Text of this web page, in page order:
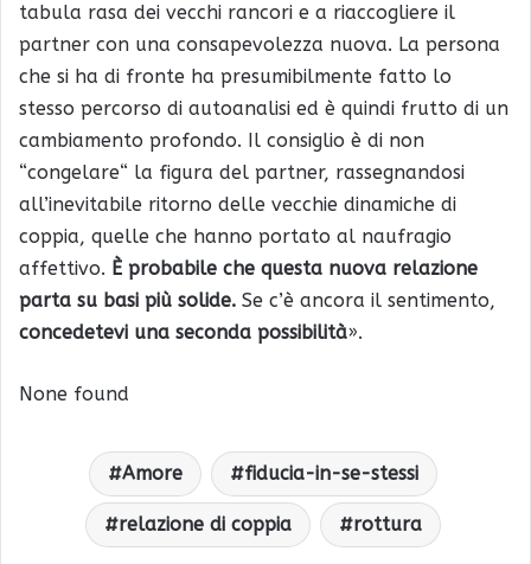
tabula rasa dei vecchi rancori e a riaccogliere il
partner con una consapevolezza nuova. La persona
che si ha di fronte ha presumibilmente fatto lo
stesso percorso di autoanalisi ed è quindi frutto di un
cambiamento profondo. Il consiglio è di non
“congelare“ la figura del partner, rassegnandosi
all’inevitabile ritorno delle vecchie dinamiche di
coppia, quelle che hanno portato al naufragio
affettivo. È probabile che questa nuova relazione
parta su basi più solide. Se c’è ancora il sentimento,
concedetevi una seconda possibilità».
None found
Amore fiducia-in-se-stessi
relazione di coppia rottura